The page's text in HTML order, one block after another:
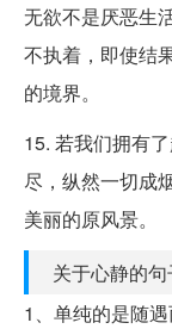
无欲不是厌恶生
不执着，即使结
的境界。
15. 若我们拥有
尽，纵然一切成
美丽的原风景。
关于心静的句
1、单纯的是随遇